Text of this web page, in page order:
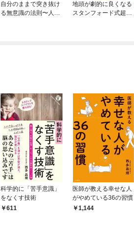
自分のままで突き抜け
る無意識の法則〜人生
地頭が劇的に良くなる
スタンフォード式超ノ
科学的に「苦手意識」
をなくす技術
611
医師が教える幸せな人
がやめている36の習慣
1,144